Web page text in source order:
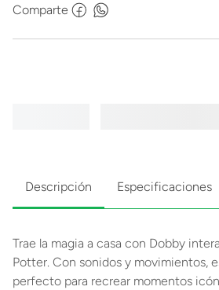
Comparte
Descripción Especificaciones
Trae la magia a casa con Dobby
Potter. Con sonidos y movimientos,
perfecto para recrear momentos